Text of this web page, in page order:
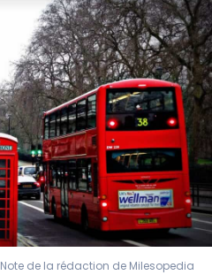
Note de la rédaction de Milesopedia